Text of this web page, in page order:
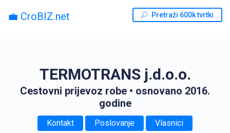
💼 CroBIZ.net Pretraži 600k tvrtki
TERMOTRANS j.d.o.o.
Cestovni prijevoz robe • osnovano 2016.
godine
Kontakt Poslovanje
Vlasnici